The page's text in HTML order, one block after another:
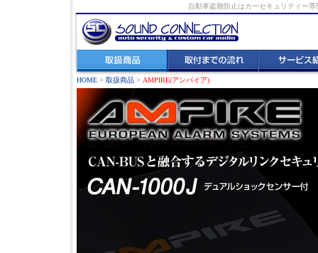
自動車盗難防止はカーセキュリティー
HOME > 取扱商品 > AMPIRE(アンパイア)